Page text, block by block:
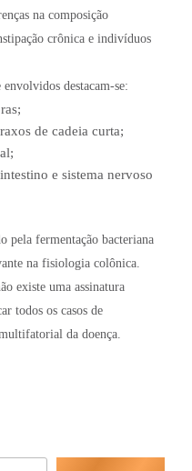
na composição
crônica e indivíduos
destacam-se:
de cadeia curta;
e sistema nervoso
pela fermentação bacteriana
na fisiologia colônica.
existe uma assinatura
todos os casos de
da doença.